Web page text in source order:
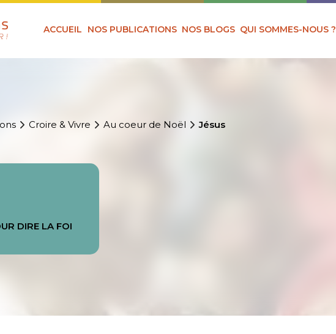
ACCUEIL NOS PUBLICATIONS NOS BLOGS QUI SOMMES-NOUS ?
Croire & Vivre Au coeur de Noël Jésus
DIRE LA FOI